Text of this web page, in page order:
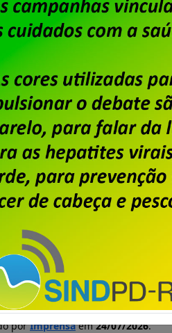
–
porImprensaem27/07/2026.
do Sindpd-RJ realizará, no
assembleia com os
sobre a PLR 2026. Confira o
PÚBLICOS E PRIVADOS DE
–
2026/
porImprensaem24/07/2026.